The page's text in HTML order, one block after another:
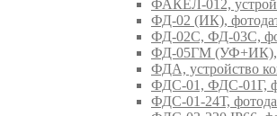
ФАКЕЛ-012,
ФД-02 (ИК),
ФД-02С, ФД-03С,
ФД-05ГМ (УФ+ИК),
ФДА, устройство
ФДС-01, ФДС-01Г,
ФДС-01-24Т,